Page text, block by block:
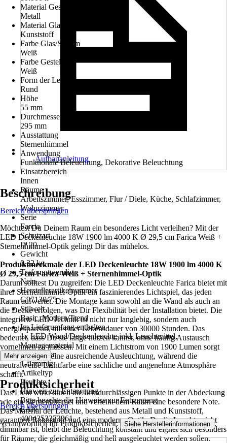
Material Gestell
Metall
Material Glas/Schirm
Kunststoff
Farbe Glas/Schirm
Weiß
Farbe Gestell
Weiß
Form der Leuchte
Rund
Höhe
55 mm
Durchmesser
295 mm
Ausstattung
Sternenhimmel
Anwendung
Funktionale Beleuchtung, Dekorative Beleuchtung
Einsatzbereich
Innen
Räume
Arbeitszimmer, Esszimmer, Flur / Diele, Küche, Schlafzimmer,
Wohnzimmer
Serie
Farcia
Schutzart
IP 20
Gewicht
0,32 kg
Trafo notwendig
Nein
Herstellerartikelnummer
G97130/75
Stilwelt
Basic, Modern/Trend
Im Lieferumfang enthalten
1x LED Wand/Deckenleuchte inkl. Leuchtmittel,
Montagematerial
Funktionen
1-flammig
Artikeltyp
Leuchte
Hinweis zur Entsorgung
Bitte beachte die Hinweise zur Entsorgung
EAN
4004353373961
Aufbauanleitung
Beschreibung
Bereich überspringen
Möchtest Du Deinem Raum ein besonderes Licht verleihen? Mit der
LED Deckenleuchte 18W 1900 lm 4000 K Ø 29,5 cm Farica Weiß +
Sternenhimmel-Optik gelingt Dir das mühelos.
Produktmerkmale der LED Deckenleuchte 18W 1900 lm 4000 K
Ø 29,5 cm Farica Weiß + Sternenhimmel-Optik
Darum solltest Du zugreifen: Die LED Deckenleuchte Farica bietet mit
ihrer Sternenhimmel-Optik ein faszinierendes Lichtspiel, das jeden
Raum aufwertet. Die Montage kann sowohl an die Wand als auch an
die Decke erfolgen, was Dir Flexibilität bei der Installation bietet. Die
integrierte LED-Technik ist nicht nur langlebig, sondern auch
energiesparend, mit einer Lebensdauer von 30000 Stunden. Das
bedeutet, dass Du sie lange nutzen kannst, ohne häufig Austausch
vornehmen zu müssen. Mit einem Lichtstrom von 1900 Lumen sorgt
die Leuchte für eine ausreichende Ausleuchtung, während die
neutralweiße Lichtfarbe eine sachliche und angenehme Atmosphäre
schafft.
Das Licht wirkt durch die lichtdurchlässigen Punkte in der Abdeckung
wie ein Sternenhimmel und verleiht dem Raum eine besondere Note.
Das Material der Leuchte, bestehend aus Metall und Kunststoff,
garantiert Robustheit und eine moderne Optik. Da die Leuchte nicht
dimmbar ist, bleibt die Beleuchtung konstant und eignet sich besonders
für Räume, die gleichmäßig und hell ausgeleuchtet werden sollen.
Mehr anzeigen
Produktsicherheit
Bereich überspringen
Verantwortlich für Produktsicherheit: Siehe Herstellerinformationen .